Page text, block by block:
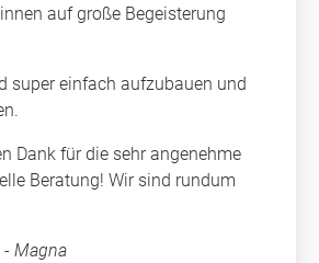
auf große Begeisterung
super einfach aufzubauen und
Dank für die sehr angenehme
Beratung! Wir sind rundum
- Magna